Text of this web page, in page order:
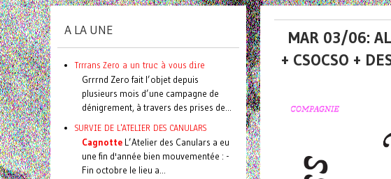
MAR 03/06:
+ CSOCSO +
A LA UNE
Trrrans Zero a un truc à vous dire
Grrrnd Zero fait l’objet depuis
plusieurs mois d’une campagne de
dénigrement, à travers des prises de...
SURVIE DE L'ATELIER DES CANULARS
Cagnotte L’Atelier des Canulars a eu
une fin d'année bien mouvementée : -
Fin octobre le lieu a...